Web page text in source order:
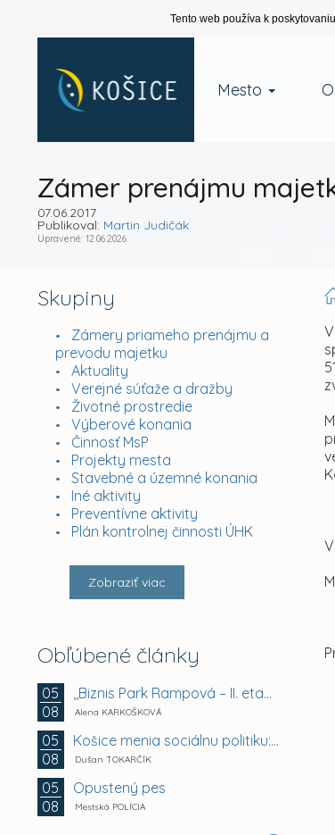
Tento web používa k
Mesto
Zámer prenájmu
07.06.2017
Publikoval: Martin Judičák
Upravené: 12.06.2026
Skupiny
Zámery priameho prenájmu a
prevodu majetku
Aktuality
Verejné súťaže a dražby
Životné prostredie
Výberové konania
Činnosť MsP
Projekty mesta
Stavebné a územné konania
Iné aktivity
Preventívne aktivity
Plán kontrolnej činnosti ÚHK
Zobraziť viac
Obľúbené články
05
08
,,Biznis Park Rampová – II. etapa, Rampová ul.,...
Alena KARKOŠKOVÁ
05
08
Košice menia sociálnu politiku: chránia mestské byty...
Dušan TOKARČÍK
05
08
Opustený pes
Mestská POLÍCIA